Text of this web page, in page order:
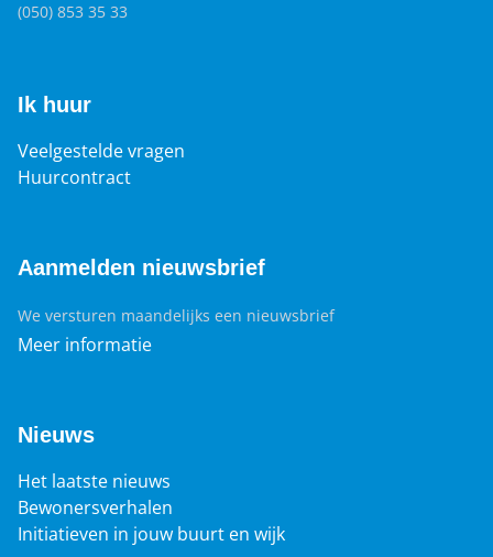
(050) 853 35 33
Ik huur
Veelgestelde vragen
Huurcontract
Aanmelden nieuwsbrief
We versturen maandelijks een nieuwsbrief
Meer informatie
Nieuws
Het laatste nieuws
Bewonersverhalen
Initiatieven in jouw buurt en wijk